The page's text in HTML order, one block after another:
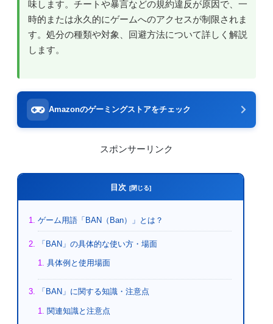
味します。チートや暴言などの規約違反が原因で、一
時的または永久的にゲームへのアクセスが制限されま
す。処分の種類や対象、回避方法について詳しく解説
します。
Amazonのゲーミングストアをチェック
スポンサーリンク
目次
ゲーム用語「BAN（Ban）」とは？
「BAN」の具体的な使い方・場面
具体例と使用場面
「BAN」に関する知識・注意点
関連知識と注意点